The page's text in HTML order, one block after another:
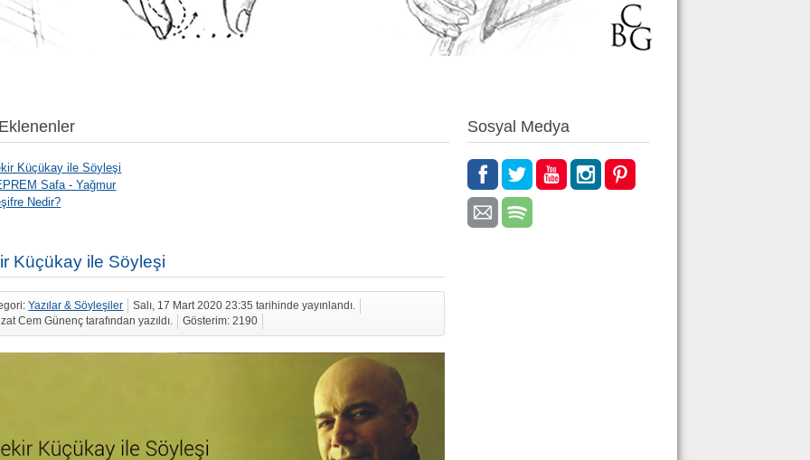
Küçükay ile Söyleşi
Safa - Yağmur
Nedir?
Küçükay ile Söyleşi
Yazılar & Söyleşiler
Salı, 17 Mart 2020 23:35 tarihinde yayınlandı.
Cem Günenç tarafından yazıldı.
Gösterim: 2190
Sosyal Medya